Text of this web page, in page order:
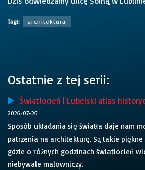
Tagi: architektura
Ostatnie z tej serii:
Światłocień | Lubelski atlas
2026-07-26
Sposób układania się światła daje nam
patrzenia na architekturę. Są takie
gdzie o różnych godzinach światłocień
niebywale malowniczy.